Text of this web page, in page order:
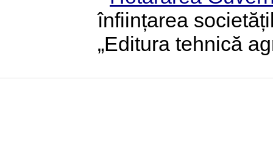
înființarea
„Editura tehnică